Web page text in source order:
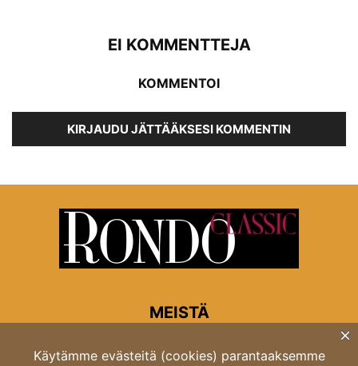
EI KOMMENTTEJA
KOMMENTOI
KIRJAUDU JÄTTÄÄKSESI KOMMENTIN
MEISTÄ
Rondon toimitus